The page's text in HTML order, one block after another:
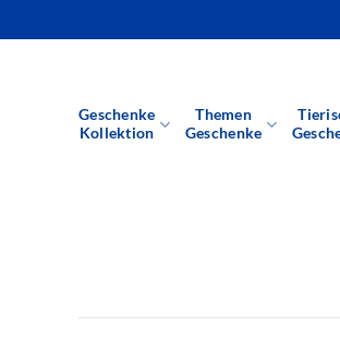
Inhalt
Geschenke
Kollektion
Themen
Geschenke